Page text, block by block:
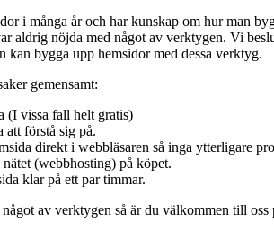
i många år och har kunskap om hur man
aldrig nöjda med något av verktygen. Vi
kan bygga upp hemsidor med dessa verktyg.
gemensamt:
(I vissa fall helt gratis)
att förstå sig på.
direkt i webbläsaren så inga ytterligare
(webbhosting) på köpet.
klar på ett par timmar.
av verktygen så är du välkommen till